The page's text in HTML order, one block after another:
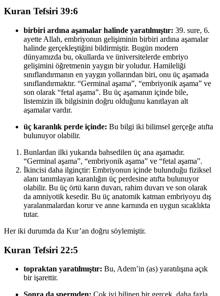
Kuran Tefsiri 39:6
birbiri ardına aşamalar halinde yaratılmıştır: 39. sure, 6.
ayette Allah, embriyonun gelişiminin birbiri ardına aşamalar
halinde gerçekleştiğini bildirmiştir. Bugün modern
dünyamızda bu, okullarda ve üniversitelerde embriyo
gelişimini öğretmenin yaygın bir yoludur. Hamileliği
sınıflandırmanın en yaygın yollarından biri, onu üç aşamada
sınıflandırmaktır. “Germinal aşama”, “embriyonik aşama” ve
son olarak “fetal aşama”. Bu üç aşamanın içinde bile,
listemizin ilk bilgisinin doğru olduğunu kanıtlayan alt
aşamalar vardır.
üç karanlık perde içinde: Bu bilgi iki bilimsel gerçeğe atıfta
bulunuyor olabilir.
Bunlardan ilki yukarıda bahsedilen üç ana aşamadır.
“Germinal aşama”, “embriyonik aşama” ve “fetal aşama”.
İkincisi daha ilginçtir: Embriyonun içinde bulunduğu fiziksel
alanı tanımlayan karanlığın üç perdesine atıfta bulunuyor
olabilir. Bu üç örtü karın duvarı, rahim duvarı ve son olarak
da amniyotik kesedir. Bu üç anatomik katman embriyoyu dış
yaralanmalardan korur ve anne karnında en uygun sıcaklıkta
tutar.
Her iki durumda da Kur’an doğru söylemiştir.
Kuran Tefsiri 22:5
topraktan yaratılmıştır: Bu, Adem’in (as) yaratılışına açık
bir işarettir.